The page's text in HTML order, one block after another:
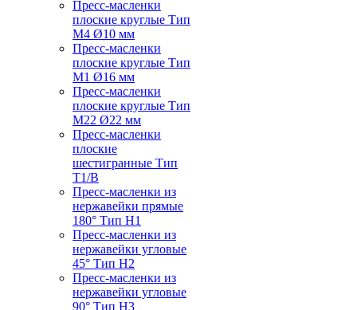
Пресс-масленки
плоские круглые Тип
M4 Ø10 мм
Пресс-масленки
плоские круглые Тип
M1 Ø16 мм
Пресс-масленки
плоские круглые Тип
M22 Ø22 мм
Пресс-масленки
плоские
шестигранные Тип
T1/B
Пресс-масленки из
нержавейки прямые
180° Тип H1
Пресс-масленки из
нержавейки угловые
45° Тип H2
Пресс-масленки из
нержавейки угловые
90° Тип H3